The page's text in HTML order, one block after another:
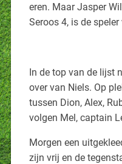
eren. Maar Jasper
Seroos 4, is de speler
In de top van de lijst
over van Niels. Op
tussen Dion, Alex,
volgen Mel, captain
Morgen een
zijn vrij en de